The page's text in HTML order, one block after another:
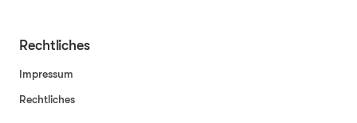
Rechtliches
Impressum
Rechtliches